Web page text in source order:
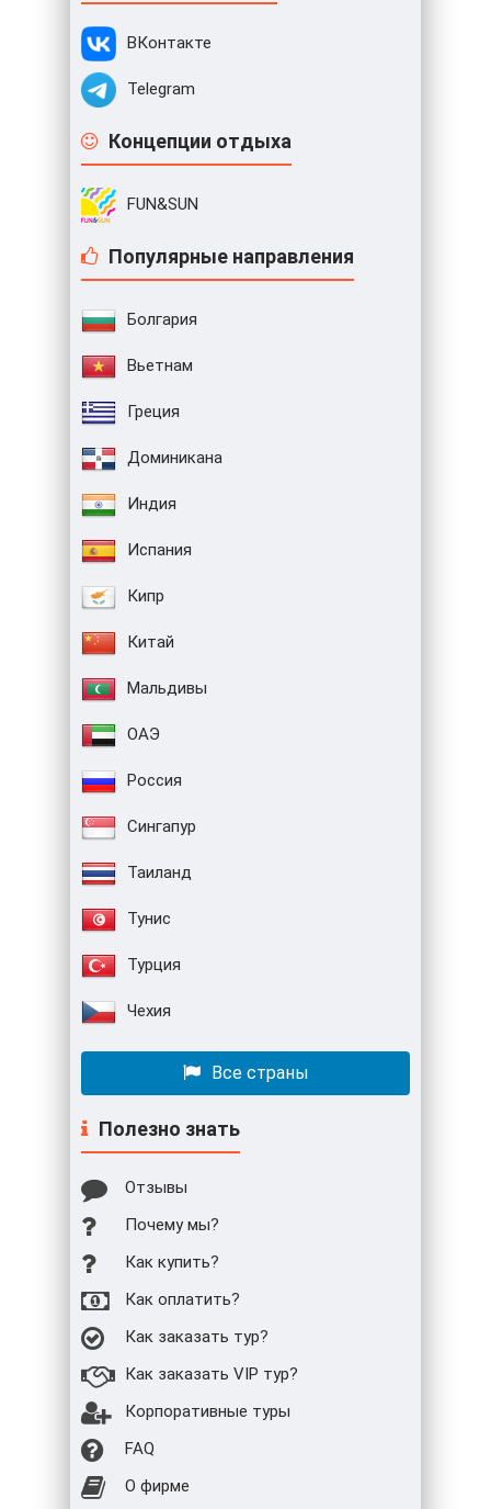
ВКонтакте
Telegram
Концепции отдыха
FUN&SUN
Популярные направления
Болгария
Вьетнам
Греция
Доминикана
Индия
Испания
Кипр
Китай
Мальдивы
ОАЭ
Россия
Сингапур
Таиланд
Тунис
Турция
Чехия
Все страны
Полезно знать
Отзывы
Почему мы?
Как купить?
Как оплатить?
Как заказать тур?
Как заказать VIP тур?
Корпоративные туры
FAQ
О фирме